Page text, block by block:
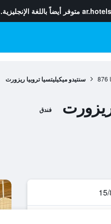
متوفر أيضاً باللغة الإنجليزية.
876 سنتيدو ميكيليتسيا تروبيا ريزورت
ريزورت فندق